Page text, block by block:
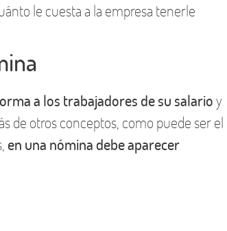
le cuesta a la empresa tenerle
a los trabajadores de su salarioy
de otros conceptos, como puede ser el
en una nómina debe aparecer